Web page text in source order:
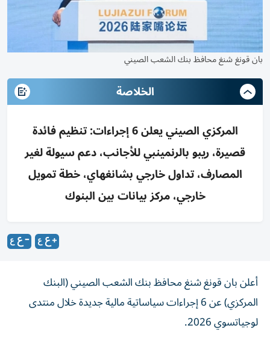
بان قونغ شنغ محافظ بنك الشعب الصيني
الخلاصة
المركزي الصيني يعلن 6 إجراءات: تنظيم فائدة
قصيرة، ريبو بالرنمينبي للأجانب، دعم سيولة لغير
المصارف، تداول خارجي بشانغهاي، خطة تمويل
خارجي، مركز بيانات بين البنوك
أعلن بان قونغ شنغ محافظ بنك الشعب الصيني (البنك
المركزي) عن 6 إجراءات سياساتية مالية جديدة خلال منتدى
لوجياتسوي 2026.